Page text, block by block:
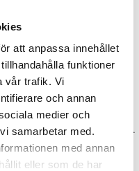
att anpassa innehållet
funktioner
vår trafik. Vi
och annan
medier och
samarbetar med.
med annan
eller som de har
företag:10 % rabatt→
företag: 15 % rabatt
och förbrukningsmaterial.
deltagare. 5 interna
frukost (fralla &